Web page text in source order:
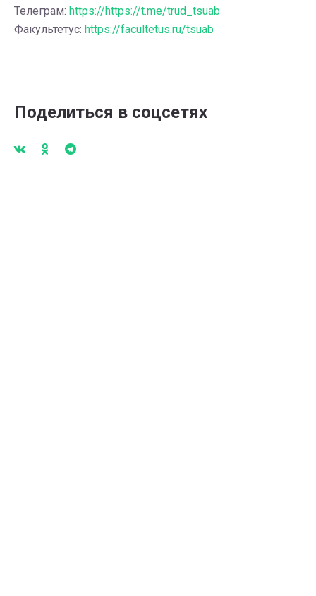
Телеграм: https://https://t.me/trud_tsuab
Факультетус: https://facultetus.ru/tsuab
Поделиться в соцсетях